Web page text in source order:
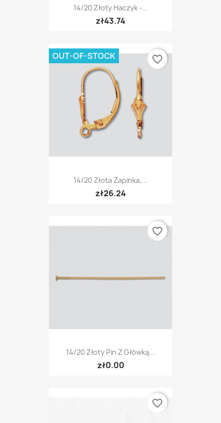
14/20 Złoty Haczyk -...
zł43.74
14/20 Złota Zapinka,...
zł26.24
OUT-OF-STOCK favorite_border
14/20 Złoty Pin Z Główką...
zł0.00
favorite_border
favorite_border